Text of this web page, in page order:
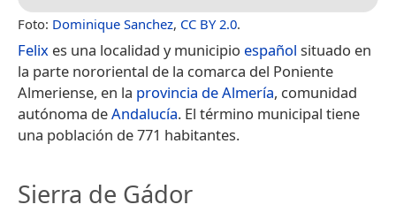
Foto: Dominique Sanchez, CC BY 2.0.
Felix es una localidad y municipio español situado en
la parte nororiental de la comarca del Poniente
Almeriense, en la provincia de Almería, comunidad
autónoma deAndalucía. El término municipal tiene
una población de 771 habitantes.
Sierra de Gádor